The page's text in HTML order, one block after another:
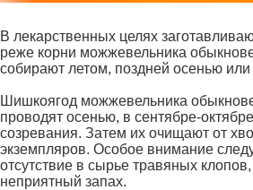
В лекарственных целях
реже корни можжевельника
собирают летом, поздней осенью или
Шишкоягод можжевельника
проводят осенью, в сентябре-
созревания. Затем их очищают от
экземпляров. Особое внимание
отсутствие в сырье травяных
неприятный запах.